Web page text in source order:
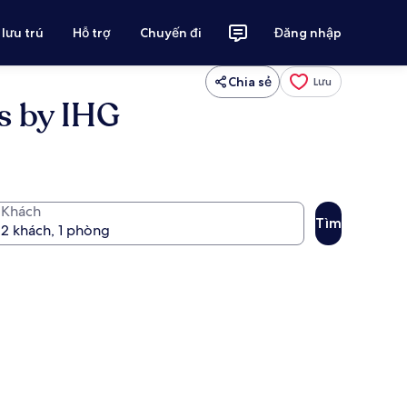
trú Hỗ trợ Chuyến đi Đăng nhập
Chia sẻ Lưu
by IHG
Khách
Tìm